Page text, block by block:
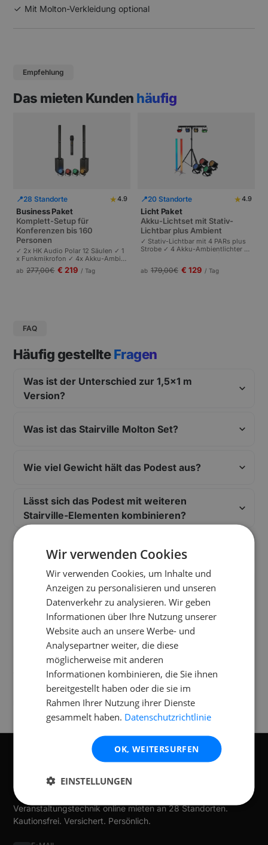
Mit Molton-Verkleidung optional
Empfehlung
Das mieten Kunden häufig
📍28 Standorte ★4.9
Business Paket
Komplett-Setup für
Konferenzen bis 160
Personen
✓ 2x HK Audio Polar 12 Säulen ✓ 1
x Funkmikrofon ✓ 4x Akku-Ambie
ntlichter | Komplettes Setup für Ta
gungen und Pressekonferenzen |
ab 277,00€ € 219 / Tag
📍20 Standorte ★4.9
Licht Paket
Akku-Lichtset mit Stativ-
Lichtbar plus Ambient
✓ Stativ-Lichtbar mit 4 PARs plus
Strobe ✓ 4 Akku-Ambientlichter ✓
ersonen.
ab 179,00€ € 129 / Tag
FAQ
Häufig gestellteFragen
Was ist der Unterschied zur 1,5x1 m
Version?
Was ist das Stairville Molton Set?
Wie viel Gewicht hält das Podest aus?
Lässt sich das Podest mit weiteren
Stairville-Elementen kombinieren?
Passt das Podest in mein Auto?
Was kommt mit dem Podest mit?
Standorte
Verfügbar an folgenden Standorten
Wieselburg St. Pölten
Veranstaltungstechnik online mieten an 28 Standorten.
Kautionsfrei. Versichert. Persönlich.
Wir verwenden Cookies
Wir verwenden Cookies, um Inhalte und
Anzeigen zu personalisieren und unseren
Datenverkehr zu analysieren. Wir geben
Informationen über Ihre Nutzung unserer
Website auch an unsere Werbe- und
Analysepartner weiter, die diese
möglicherweise mit anderen
Informationen kombinieren, die Sie ihnen
bereitgestellt haben oder die sie im
Rahmen Ihrer Nutzung ihrer Dienste
gesammelt haben. Datenschutzrichtlinie
OK, WEITERSURFEN
EINSTELLUNGEN